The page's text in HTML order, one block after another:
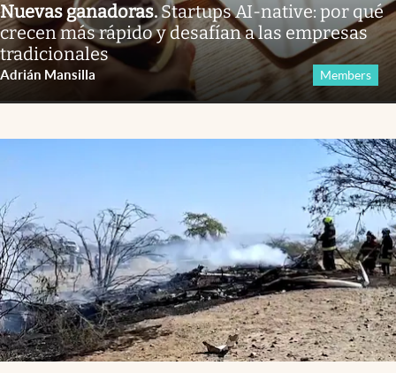
Nuevas ganadoras.Startups AI-native: por qué
crecen más rápido y desafían a las empresas
tradicionales
Adrián Mansilla Members